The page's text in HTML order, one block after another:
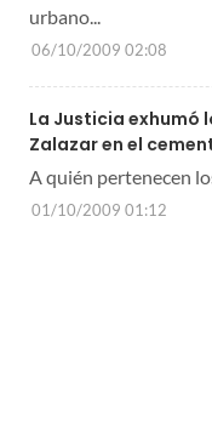
urbano...
06/10/2009 02:08
La Justicia exhumó
Zalazar en el
A quién pertenecen
01/10/2009 01:12